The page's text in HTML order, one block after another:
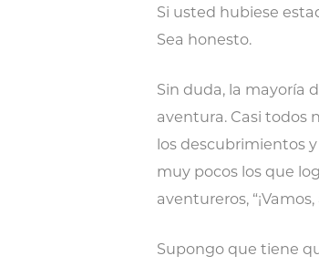
Si usted hubiese
Sea honesto.
Sin duda, la mayoría
aventura. Casi todos
los descubrimientos
muy pocos los que
aventureros,
Supongo que tiene